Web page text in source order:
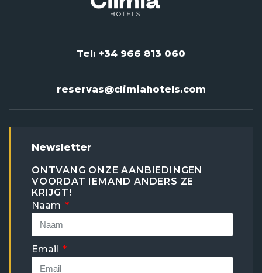
Tel: +34 966 813 060
reservas@climiahotels.com
Newsletter
ONTVANG ONZE AANBIEDINGEN
VOORDAT IEMAND ANDERS ZE
KRIJGT!
Naam
Email